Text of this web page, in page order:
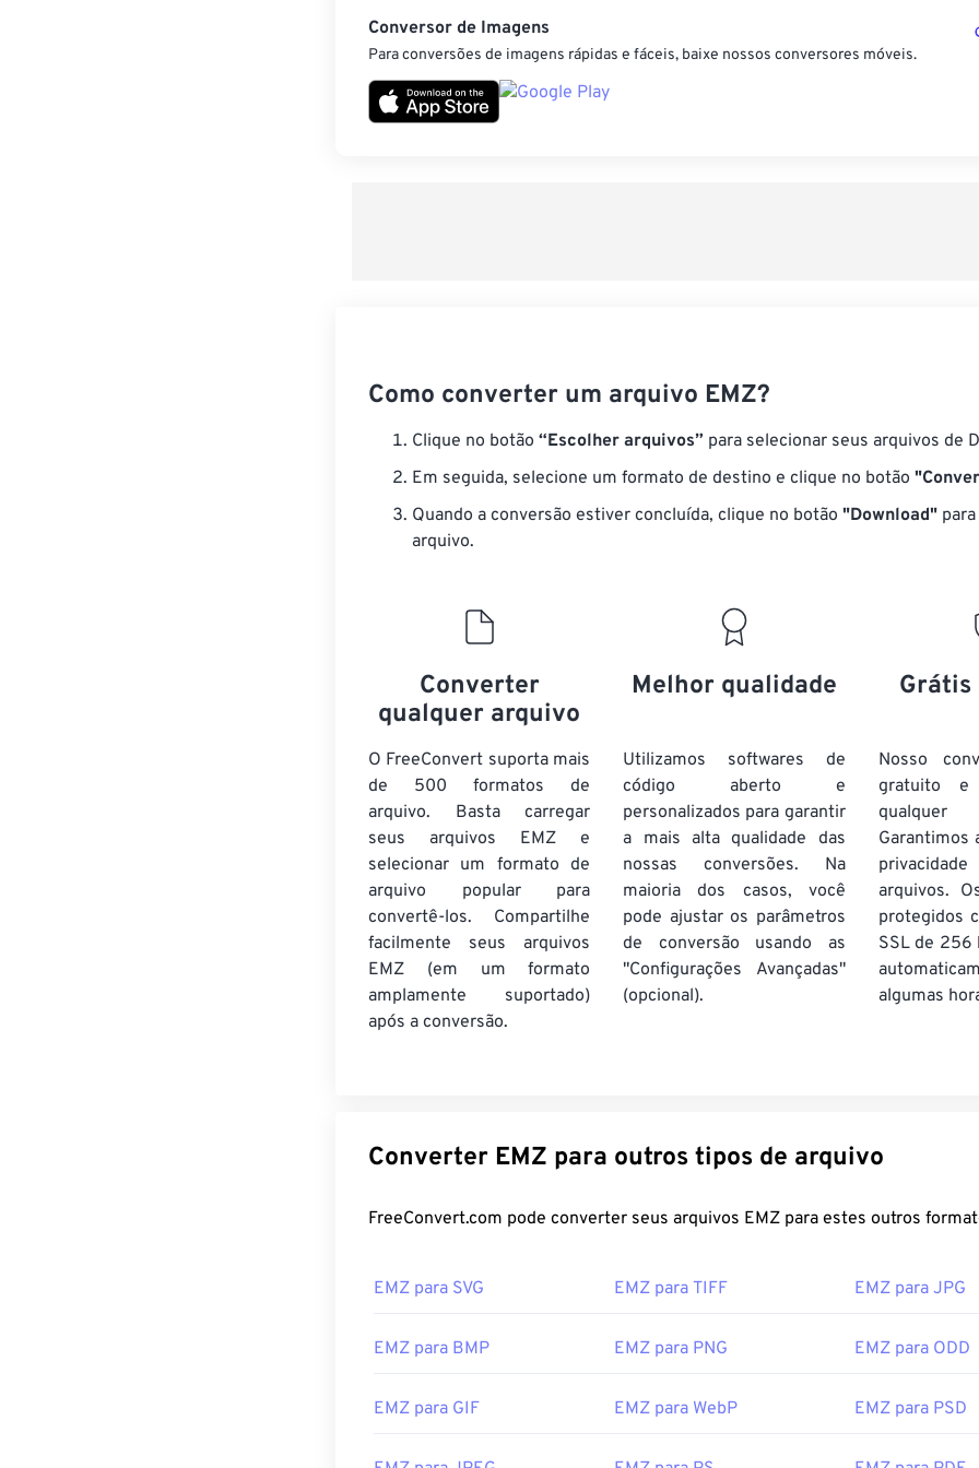
Conversor de Imagens
Para conversões de imagens rápidas e fáceis, baixe nossos conversores móveis.
Como converter um arquivo EMZ?
Clique no botão “Escolher arquivos” para selecionar seus arquivos de
Em seguida, selecione um formato de destino e clique no botão
Quando a conversão estiver concluída, clique no botão "Download"
arquivo.
Converter
qualquer arquivo
O FreeConvert suporta mais
de 500 formatos de
arquivo. Basta carregar
seus arquivos EMZ e
selecionar um formato de
arquivo popular para
convertê-los. Compartilhe
facilmente seus arquivos
EMZ (em um formato
amplamente suportado)
após a conversão.
Melhor qualidade
Utilizamos softwares de
código aberto e
personalizados para garantir
a mais alta qualidade das
nossas conversões. Na
maioria dos casos, você
pode ajustar os parâmetros
de conversão usando as
"Configurações Avançadas"
(opcional).
Grátis
Nosso
gratuito e
qualquer
Garantimos
arquivos.
protegidos
SSL de 256
algumas
Converter EMZ para outros tipos de arquivo
FreeConvert.com pode converter seus arquivos EMZ para estes outros
EMZ para SVG EMZ para TIFF EMZ para JPG
EMZ para BMP EMZ para PNG EMZ para ODD
EMZ para GIF EMZ para WebP EMZ para PSD